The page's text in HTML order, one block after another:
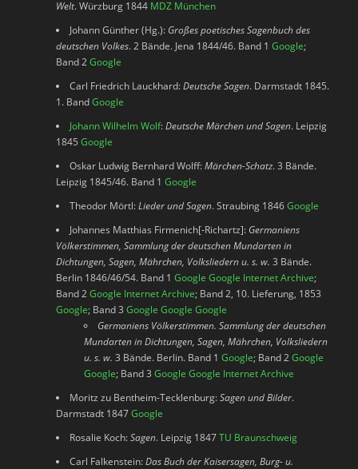
Welt. Würzburg 1844 MDZ München
Johann Günther (Hg.): Großes poetisches Sagenbuch des
deutschen Volkes. 2 Bände. Jena 1844/46. Band 1Google;
Band 2Google
Carl Friedrich Lauckhard:Deutsche Sagen. Darmstadt 1845.
1. BandGoogle
Johann Wilhelm Wolf:Deutsche Märchen und Sagen. Leipzig
1845Google
Oskar Ludwig Bernhard Wolff:Märchen-Schatz. 3 Bände.
Leipzig 1845/46. Band 1Google
Theodor Mörtl:Lieder und Sagen. Straubing 1846Google
Johannes Matthias Firmenich[-Richartz]: Germaniens
Völkerstimmen, Sammlung der deutschen Mundarten in
Dichtungen, Sagen, Mährchen, Volksliedern u. s. w. 3 Bände.
Berlin 1846/46/54. Band 1Google Google Internet Archive;
Band 2Google Internet Archive; Band 2, 10. Lieferung, 1853
Google; Band 3Google Google Google
Germaniens Völkerstimmen. Sammlung der deutschen
Mundarten in Dichtungen, Sagen, Mährchen, Volksliedern
u. s. w. 3 Bände. Berlin. Band 1Google; Band 2Google
Google; Band 3Google Google Internet Archive
Moritz zu Bentheim-Tecklenburg:Sagen und Bilder.
Darmstadt 1847Google
Rosalie Koch:Sagen. Leipzig 1847TU Braunschweig
Carl Falkenstein:Das Buch der Kaisersagen, Burg- u.